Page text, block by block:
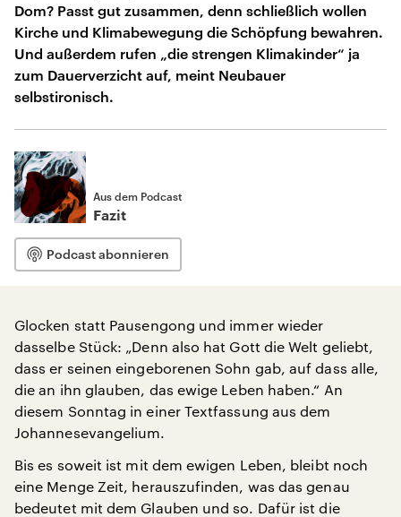
Dom? Passt gut zusammen, denn schließlich wollen
Kirche und Klimabewegung die Schöpfung bewahren.
Und außerdem rufen „die strengen Klimakinder“ ja
zum Dauerverzicht auf, meint Neubauer
selbstironisch.
Aus dem Podcast
Fazit
Podcast abonnieren
Glocken statt Pausengong und immer wieder
dasselbe Stück: „Denn also hat Gott die Welt geliebt,
dass er seinen eingeborenen Sohn gab, auf dass alle,
die an ihn glauben, das ewige Leben haben.“ An
diesem Sonntag in einer Textfassung aus dem
Johannesevangelium.
Bis es soweit ist mit dem ewigen Leben, bleibt noch
eine Menge Zeit, herauszufinden, was das genau
bedeutet mit dem Glauben und so. Dafür ist die